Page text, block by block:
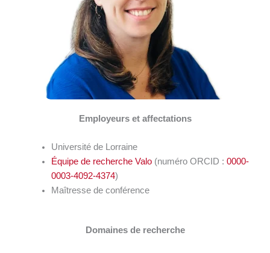
Employeurs et affectations
Université de Lorraine
Équipe de recherche Valo(numéro ORCID : 0000-
0003-4092-4374)
Maîtresse de conférence
Domaines de recherche